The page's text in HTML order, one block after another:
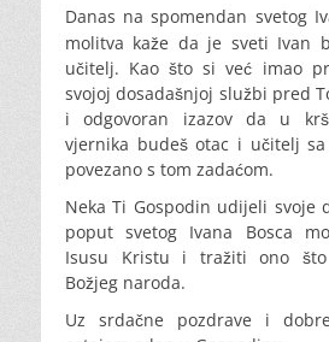
Danas na spomendan svetog
molitva kaže da je sveti Ivan
učitelj. Kao što si već imao
svojoj dosadašnjoj službi pred
i odgovoran izazov da u
vjernika budeš otac i učitelj
povezano s tom zadaćom.
Neka Ti Gospodin udijeli svoje
poput svetog Ivana Bosca
Isusu Kristu i tražiti ono što
Božjeg naroda.
Uz srdačne pozdrave i